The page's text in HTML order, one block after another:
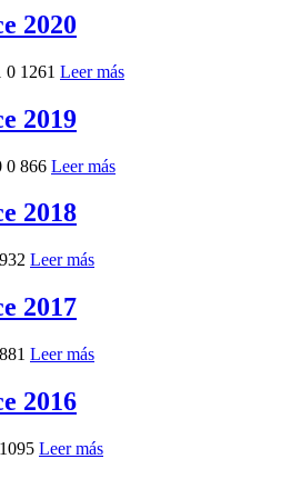
2020
0 1261 Leer más
2019
0 866 Leer más
2018
932 Leer más
2017
881 Leer más
2016
1095 Leer más